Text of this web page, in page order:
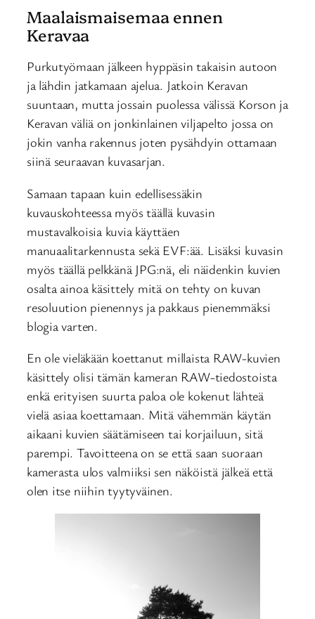
Maalaismaisemaa ennen
Keravaa
Purkutyömaan jälkeen hyppäsin takaisin autoon
ja lähdin jatkamaan ajelua. Jatkoin Keravan
suuntaan, mutta jossain puolessa välissä Korson ja
Keravan väliä on jonkinlainen viljapelto jossa on
jokin vanha rakennus joten pysähdyin ottamaan
siinä seuraavan kuvasarjan.
Samaan tapaan kuin edellisessäkin
kuvauskohteessa myös täällä kuvasin
mustavalkoisia kuvia käyttäen
manuaalitarkennusta sekä EVF:ää. Lisäksi kuvasin
myös täällä pelkkänä JPG:nä, eli näidenkin kuvien
osalta ainoa käsittely mitä on tehty on kuvan
resoluution pienennys ja pakkaus pienemmäksi
blogia varten.
En ole vieläkään koettanut millaista RAW-kuvien
käsittely olisi tämän kameran RAW-tiedostoista
enkä erityisen suurta paloa ole kokenut lähteä
vielä asiaa koettamaan. Mitä vähemmän käytän
aikaani kuvien säätämiseen tai korjailuun, sitä
parempi. Tavoitteena on se että saan suoraan
kamerasta ulos valmiiksi sen näköistä jälkeä että
olen itse niihin tyytyväinen.